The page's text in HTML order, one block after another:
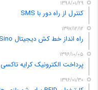
۱۳۹۸/۰۱/۲۹
کنترل از راه دور با SMS
۱۳۹۷/۱۲/۱۲
راه انداز خط کش دیجیتال Sino
۱۳۹۶/۱۰/۰۵
پرداخت الکترونیک کرایه تاکسی
۱۳۹۶/۰۱/۳۰